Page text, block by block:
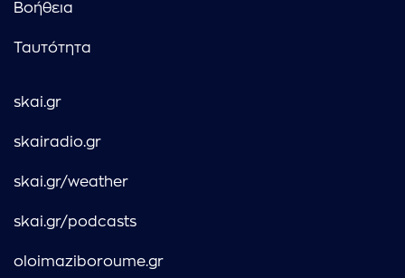
Βοήθεια
Ταυτότητα
skai.gr
skairadio.gr
skai.gr/weather
skai.gr/podcasts
oloimaziboroume.gr